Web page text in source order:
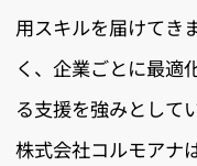
用スキルを届けてき
く、企業ごとに最適
る支援を強みとして
株式会社コルモアナ